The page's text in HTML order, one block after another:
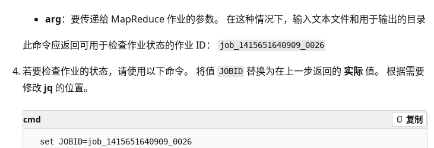
arg：要传递给 MapReduce 作业的参数。 在这种情况下，输入文本文件和用于输出的目录
此命令应返回可用于检查作业状态的作业 ID：
job_1415651640909_0026
若要检查作业的状态，请使用以下命令。 将值 JOBID 替换为在上一步返回的 实际值。 根据需要
修改 jq 的位置。
cmd 复制
  set JOBID=job_1415651640909_0026